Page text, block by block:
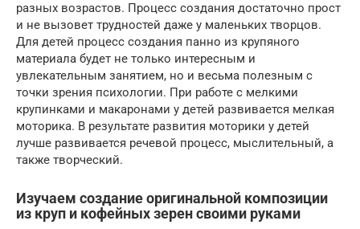
разных возрастов. Процесс создания достаточно прост
и не вызовет трудностей даже у маленьких творцов.
Для детей процесс создания панно из крупяного
материала будет не только интересным и
увлекательным занятием, но и весьма полезным с
точки зрения психологии. При работе с мелкими
крупинками и макаронами у детей развивается мелкая
моторика. В результате развития моторики у детей
лучше развивается речевой процесс, мыслительный, а
также творческий.
Изучаем создание оригинальной композиции
из круп и кофейных зерен своими руками